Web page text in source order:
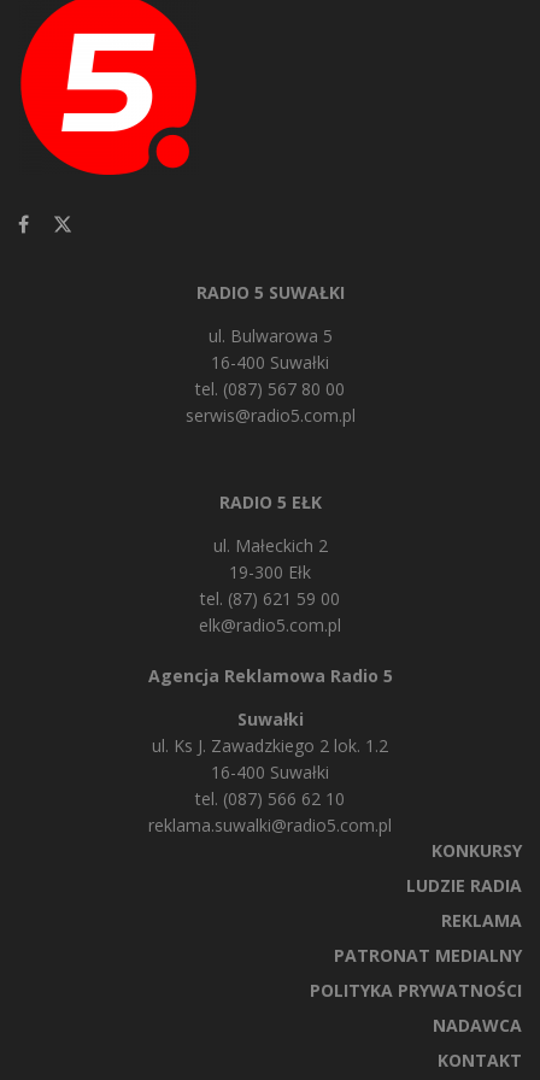
RADIO 5 SUWAŁKI
ul. Bulwarowa 5
16-400 Suwałki
tel. (087) 567 80 00
serwis@radio5.com.pl
RADIO 5 EŁK
ul. Małeckich 2
19-300 Ełk
tel. (87) 621 59 00
elk@radio5.com.pl
Agencja Reklamowa Radio 5
Suwałki
ul. Ks J. Zawadzkiego 2 lok. 1.2
16-400 Suwałki
tel. (087) 566 62 10
reklama.suwalki@radio5.com.pl
KONKURSY
LUDZIE RADIA
REKLAMA
PATRONAT MEDIALNY
POLITYKA PRYWATNOŚCI
NADAWCA
KONTAKT